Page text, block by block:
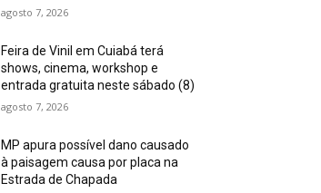
agosto 7, 2026
Feira de Vinil em Cuiabá terá
shows, cinema, workshop e
entrada gratuita neste sábado (8)
agosto 7, 2026
MP apura possível dano causado
à paisagem causa por placa na
Estrada de Chapada